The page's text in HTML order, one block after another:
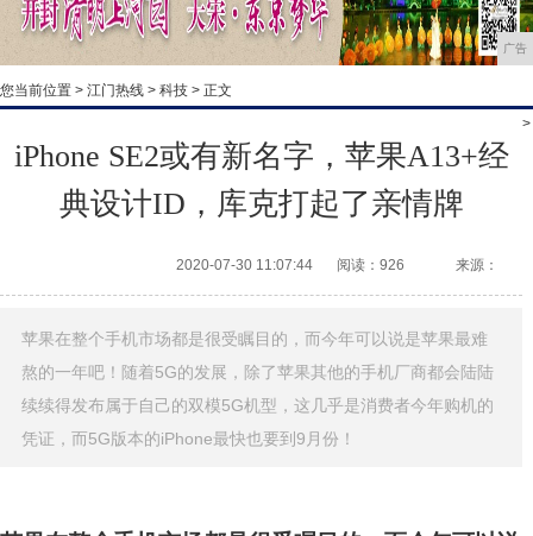
广告
您当前位置 > 江门热线 > 科技 > 正文
>
iPhone SE2或有新名字，苹果A13+经
典设计ID，库克打起了亲情牌
2020-07-30 11:07:44 阅读：926 来源：
苹果在整个手机市场都是很受瞩目的，而今年可以说是苹果最难
熬的一年吧！随着5G的发展，除了苹果其他的手机厂商都会陆陆
续续得发布属于自己的双模5G机型，这几乎是消费者今年购机的
凭证，而5G版本的iPhone最快也要到9月份！